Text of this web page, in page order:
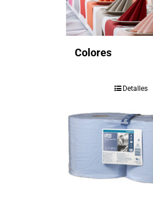
Colores
Detalles